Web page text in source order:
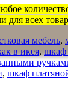
для всех
мебель,
в икея, шкаф
, шкаф